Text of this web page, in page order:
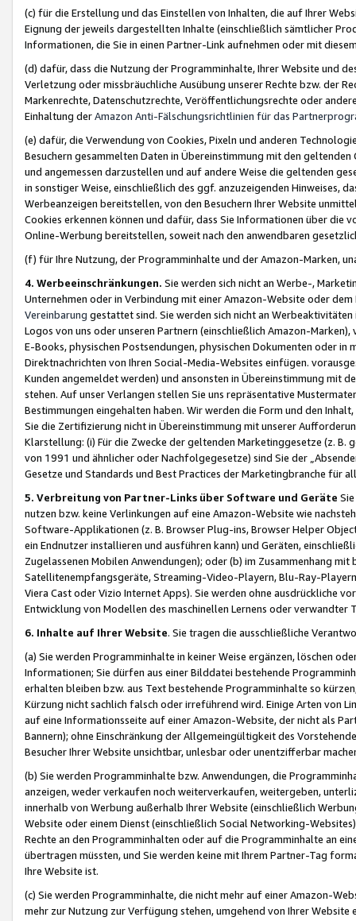
(c) für die Erstellung und das Einstellen von Inhalten, die auf Ihrer
Eignung der jeweils dargestellten Inhalte (einschließlich sämtlicher
Informationen, die Sie in einen Partner-Link aufnehmen oder mit
(d) dafür, dass die Nutzung der Programminhalte, Ihrer Website und
Verletzung oder missbräuchliche Ausübung unserer Rechte bzw. der
Markenrechte, Datenschutzrechte, Veröffentlichungsrechte oder
Einhaltung derAmazon Anti-Fälschungsrichtlinien für das
(e) dafür, die Verwendung von Cookies, Pixeln und anderen
Besuchern gesammelten Daten in Übereinstimmung mit den
und angemessen darzustellen und auf andere Weise die geltenden
in sonstiger Weise, einschließlich des ggf. anzuzeigenden Hinweises,
Werbeanzeigen bereitstellen, von den Besuchern Ihrer Website
Cookies erkennen können und dafür, dass Sie Informationen über die
Online-Werbung bereitstellen, soweit nach den anwendbaren
(f) für Ihre Nutzung, der Programminhalte und der Amazon-Marken,
4. Werbeeinschränkungen. Sie werden sich nicht an Werbe-,
Unternehmen oder in Verbindung mit einer Amazon-Website oder
Vereinbarung gestattet sind. Sie werden sich nicht an
Logos von uns oder unseren Partnern (einschließlich Amazon-
E-Books, physischen Postsendungen, physischen Dokumenten oder in
Direktnachrichten von Ihren Social-Media-Websites einfügen.
Kunden angemeldet werden) und ansonsten in Übereinstimmung mit
stehen. Auf unser Verlangen stellen Sie uns repräsentative
Bestimmungen eingehalten haben. Wir werden die Form und den
Sie die Zertifizierung nicht in Übereinstimmung mit unserer
Klarstellung: (i) Für die Zwecke der geltenden Marketinggesetze (z. B.
von 1991 und ähnlicher oder Nachfolgegesetze) sind Sie der
Gesetze und Standards und Best Practices der Marketingbranche für
5. Verbreitung von Partner-Links über Software und Geräte
nutzen bzw. keine Verlinkungen auf eine Amazon-Website wie
Software-Applikationen (z. B. Browser Plug-ins, Browser Helper
ein Endnutzer installieren und ausführen kann) und Geräten,
Zugelassenen Mobilen Anwendungen); oder (b) im Zusammenhang
Satellitenempfangsgeräte, Streaming-Video-Playern, Blu-Ray-
Viera Cast oder Vizio Internet Apps). Sie werden ohne ausdrückliche
Entwicklung von Modellen des maschinellen Lernens oder
6. Inhalte auf Ihrer Website. Sie tragen die ausschließliche
(a) Sie werden Programminhalte in keiner Weise ergänzen, löschen
Informationen; Sie dürfen aus einer Bilddatei bestehende
erhalten bleiben bzw. aus Text bestehende Programminhalte so
Kürzung nicht sachlich falsch oder irreführend wird. Einige Arten von
auf eine Informationsseite auf einer Amazon-Website, der nicht als
Bannern); ohne Einschränkung der Allgemeingültigkeit des
Besucher Ihrer Website unsichtbar, unlesbar oder unentzifferbar
(b) Sie werden Programminhalte bzw. Anwendungen, die
anzeigen, weder verkaufen noch weiterverkaufen, weitergeben,
innerhalb von Werbung außerhalb Ihrer Website (einschließlich
Website oder einem Dienst (einschließlich Social Networking-
Rechte an den Programminhalten oder auf die Programminhalte an
übertragen müssten, und Sie werden keine mit Ihrem Partner-Tag
Ihre Website ist.
(c) Sie werden Programminhalte, die nicht mehr auf einer Amazon-
mehr zur Nutzung zur Verfügung stehen, umgehend von Ihrer